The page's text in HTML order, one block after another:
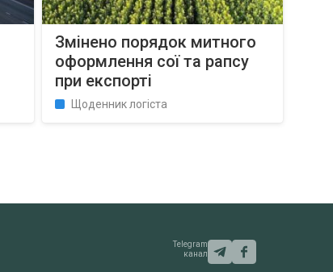
Змінено порядок митного
оформлення сої та рапсу
при експорті
Щоденник логіста
Telegram
канал